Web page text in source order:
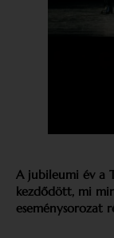
A jubileumi év a
kezdődött, mi
eseménysorozat